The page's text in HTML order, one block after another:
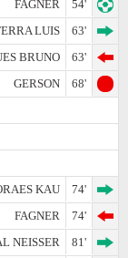
FAGNER
54'
LUIS
63'
BRUNO
63'
GERSON
68'
KAU
74'
FAGNER
74'
NEISSER
81'